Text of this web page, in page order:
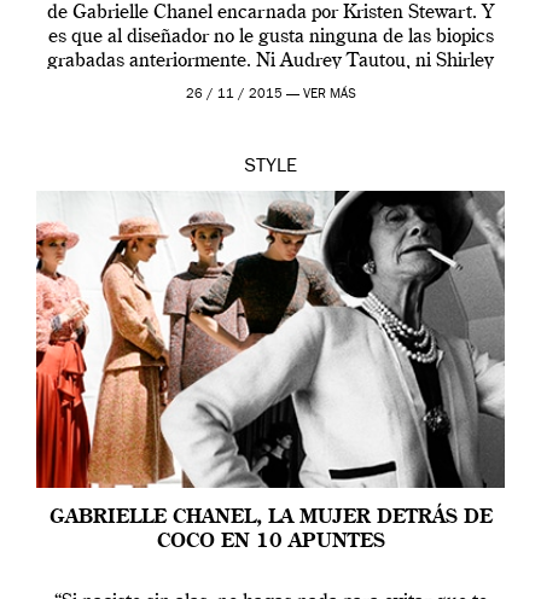
de Gabrielle Chanel encarnada por Kristen Stewart. Y
es que al diseñador no le gusta ninguna de las biopics
grabadas anteriormente. Ni Audrey Tautou, ni Shirley
McLaine ni ninguna otra. A él […]
26 / 11 / 2015 — VER MÁS
STYLE
GABRIELLE CHANEL, LA MUJER DETRÁS DE
COCO EN 10 APUNTES